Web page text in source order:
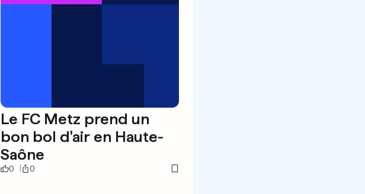
Le FC Metz prend un
bon bol d'air en Haute-
Saône
0 0